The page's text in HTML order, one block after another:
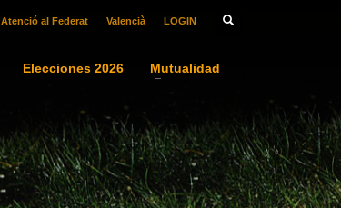
Atenció al Federat Valencià LOGIN
Elecciones 2026
Mutualidad